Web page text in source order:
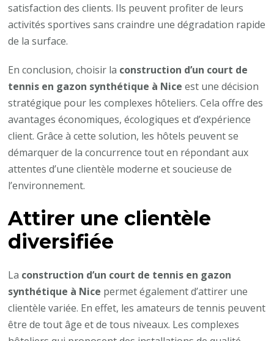
satisfaction des clients. Ils peuvent profiter de leurs
activités sportives sans craindre une dégradation rapide
de la surface.
En conclusion, choisir la construction d’un court de
tennis en gazon synthétique à Nice est une décision
stratégique pour les complexes hôteliers. Cela offre des
avantages économiques, écologiques et d’expérience
client. Grâce à cette solution, les hôtels peuvent se
démarquer de la concurrence tout en répondant aux
attentes d’une clientèle moderne et soucieuse de
l’environnement.
Attirer une clientèle
diversifiée
La construction d’un court de tennis en gazon
synthétique à Nice permet également d’attirer une
clientèle variée. En effet, les amateurs de tennis peuvent
être de tout âge et de tous niveaux. Les complexes